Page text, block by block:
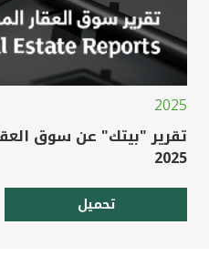
2025
تقرير "بيتك" عن سوق
2025
تحميل